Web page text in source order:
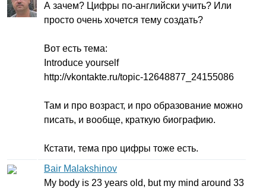
А зачем? Цифры по-английски учить? Или
просто очень хочется тему создать?
Вот есть тема:
Introduce yourself
http://vkontakte.ru/topic-12648877_24155086
Там и про возраст, и про образование можно
писать, и вообще, краткую биографию.
Кстати, тема про цифры тоже есть.
Bair Malakshinov
My body is 23 years old, but my mind around 33